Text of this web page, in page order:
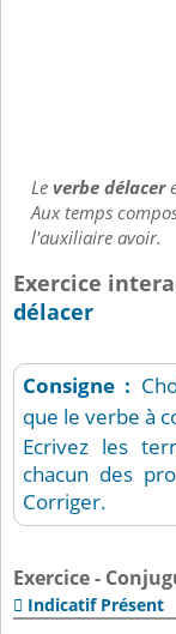
Leverbe délacer
Aux temps
l'auxiliaire avoir.
Exercice
délacer
Consigne :
que le verbe à
Ecrivez les
chacun des
Corriger.
Exercice -
 Indicatif Présent